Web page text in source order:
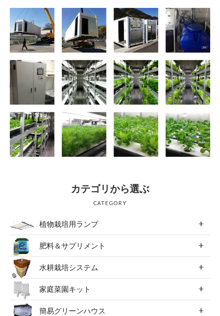
カテゴリから選ぶ
CATEGORY
植物栽培用ランプ
肥料＆サプリメント
水耕栽培システム
家庭菜園キット
簡易グリーンハウス